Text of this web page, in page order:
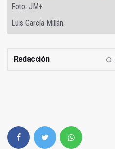
Foto: JM+
Luis García Millán.
Redacción